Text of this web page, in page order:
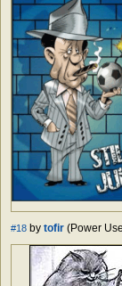
#18 by tofir (Power